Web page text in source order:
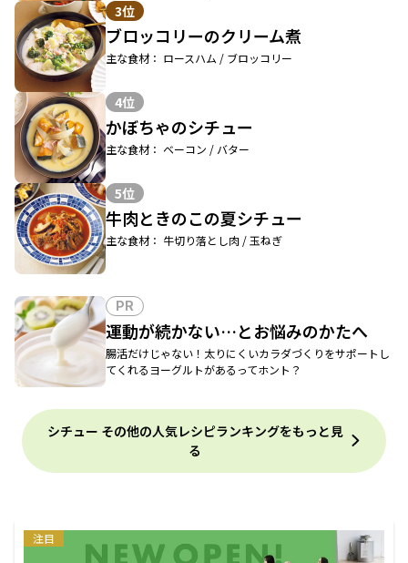
3位
ブロッコリーのクリーム煮
主な食材： ロースハム / ブロッコリー
4位
かぼちゃのシチュー
主な食材： ベーコン / バター
5位
牛肉ときのこの夏シチュー
主な食材： 牛切り落とし肉 / 玉ねぎ
PR
運動が続かない…とお悩みのかたへ
腸活だけじゃない！太りにくいカラダづくりをサポートし
てくれるヨーグルトがあるってホント？
シチュー その他の人気レシピランキングをもっと見
る
注目